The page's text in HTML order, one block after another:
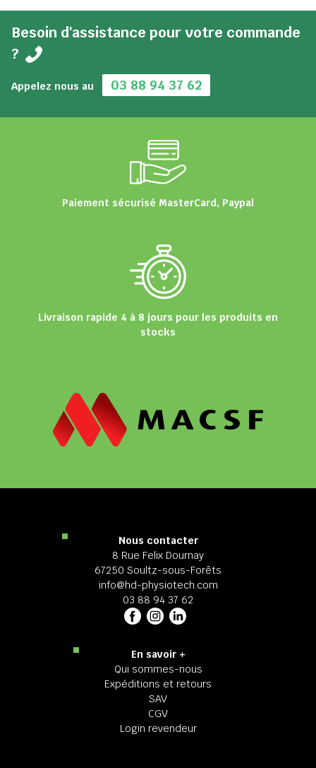
Besoin d'assistance pour votre commande
?
Appelez nous au 03 88 94 37 62
Paiement sécurisé MasterCard, Paypal
Livraison rapide 4 à 8 jours pour les produits en
stocks
Nous contacter
8 Rue Felix Dournay
67250 Soultz-sous-Forêts
info@hd-physiotech.com
03 88 94 37 62
En savoir +
Qui sommes-nous
Expéditions et retours
SAV
CGV
Login revendeur